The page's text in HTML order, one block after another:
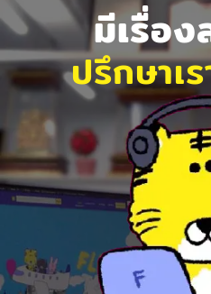
มีเรื่อ
ปรึกษาเ